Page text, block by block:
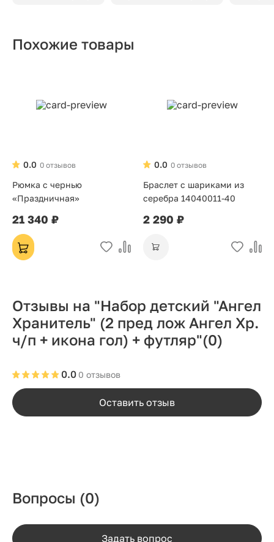
Похожие товары
0 отзывов
0.0
Рюмка с чернью
«Праздничная»
21 340 ₽
0 отзывов
0.0
Браслет с шариками из
серебра 14040011-40
2 290 ₽
Отзывы на "Набор детский "Ангел
Хранитель" (2 пред лож Ангел Хр.
ч/п + икона гол) + футляр"(0)
0 отзывов
0.0
Оставить отзыв
Вопросы (0)
Задать вопрос